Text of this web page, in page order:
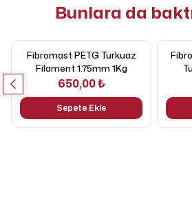
Bunlara da
Fibromast PETG Turkuaz
Filament 1.75mm 1Kg
650,00 ₺
Sepete Ekle